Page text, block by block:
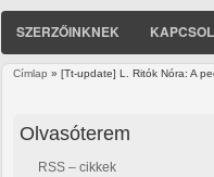
SZERZŐINKNEK
Címlap » [Tt-update] L. Ritók Nóra: A
Olvasóterem
RSS – cikkek